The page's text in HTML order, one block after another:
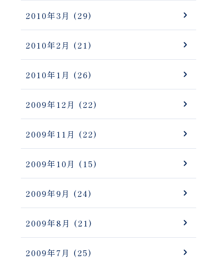
2010年3月 (29)
2010年2月 (21)
2010年1月 (26)
2009年12月 (22)
2009年11月 (22)
2009年10月 (15)
2009年9月 (24)
2009年8月 (21)
2009年7月 (25)